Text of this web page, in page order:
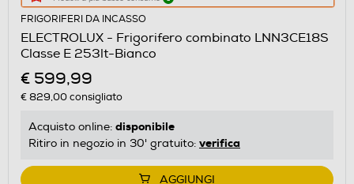
azione
aprirà
il
Calcolatore
di
risparmio
energetico
di
FRIGORIFERI DA INCASSO
ELECTROLUX - Frigorifero combinato LNN3CE18S
Classe E 253lt-Bianco
€ 599,99
€ 829,00consigliato
Acquisto online: disponibile
Ritiro in negozio in 30' gratuito: verifica
AGGIUNGI